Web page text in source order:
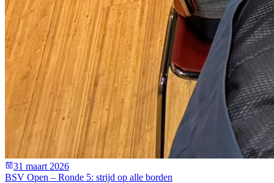
31 maart 2026
BSV Open – Ronde 5: strijd op alle borden